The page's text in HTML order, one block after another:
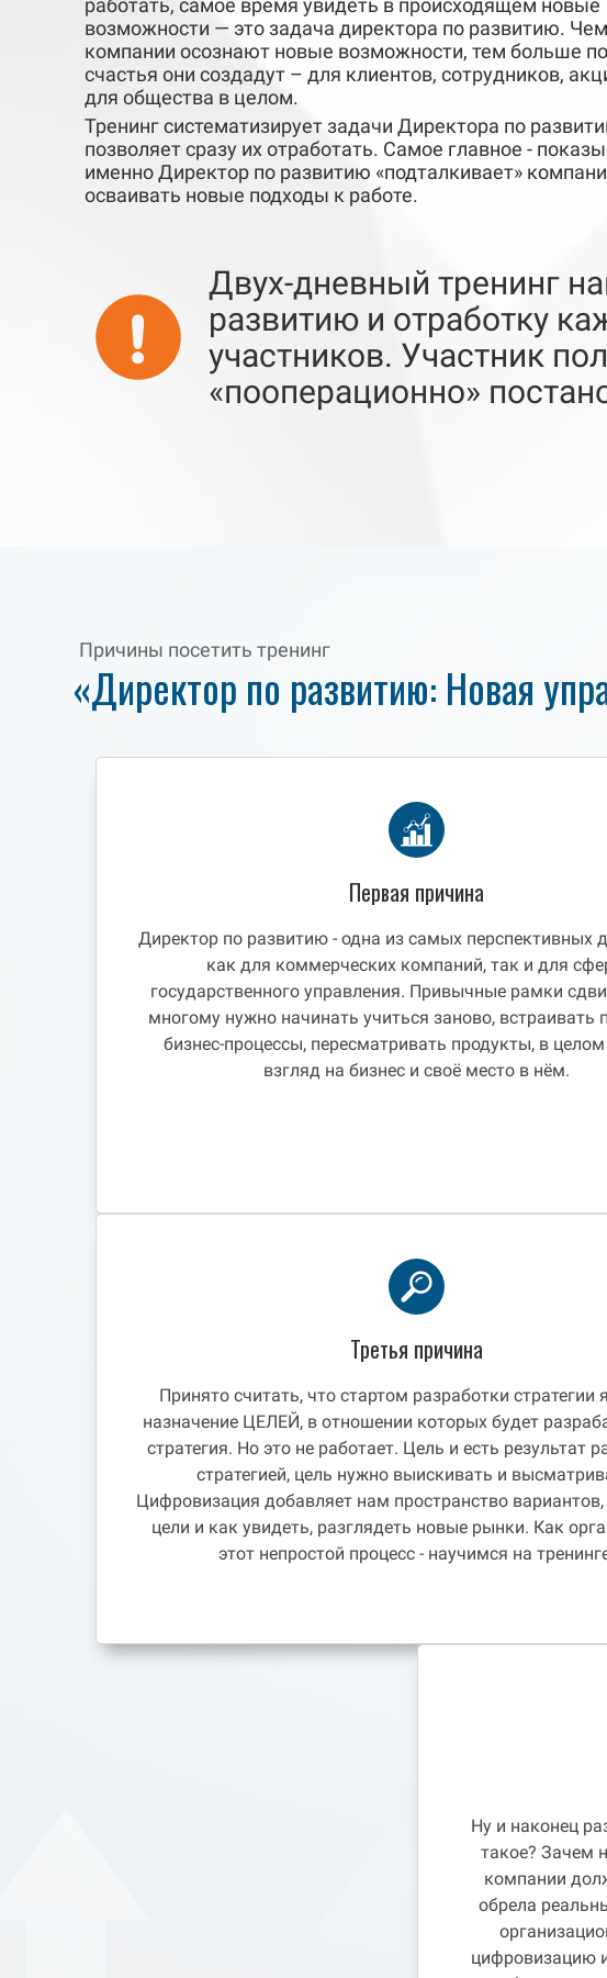
работать, самое время увидеть в происходящем новые
возможности — это задача директора по развитию.
компании осознают новые возможности, тем больше
счастья они создадут – для клиентов, сотрудников,
для общества в целом.
Тренинг систематизирует задачи Директора по
позволяет сразу их отработать. Cамое главное -
именно Директор по развитию «подталкивает»
осваивать новые подходы к работе.
Двух-дневный тренинг
развитию и отработку
участников. Участник
«пооперационно»
Причины посетить тренинг
«Директор по развитию: Новая
Первая причина
Директор по развитию - одна из самых перспективных
как для коммерческих компаний, так и для
государственного управления. Привычные рамки
многому нужно начинать учиться заново, встраивать
бизнес-процессы, пересматривать продукты, в
взгляд на бизнес и своё место в нём.
Третья причина
Принято считать, что стартом разработки стратегии
назначение ЦЕЛЕЙ, в отношении которых будет
стратегия. Но это не работает. Цель и есть результат
стратегией, цель нужно выискивать и
Цифровизация добавляет нам пространство вариантов,
цели и как увидеть, разглядеть новые рынки. Как
этот непростой процесс - научимся на
Ну и наконец
такое? Зачем
компании
обрела
цифровизацию